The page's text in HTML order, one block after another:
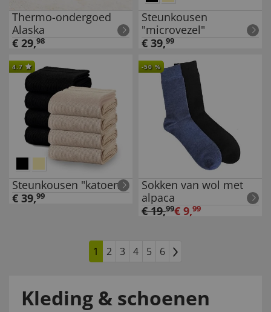
Thermo-ondergoed
Alaska
€ 29,98
Steunkousen
"microvezel"
€ 39,99
4.7
Steunkousen "katoen"
€ 39,99
-50 %
Sokken van wol met
alpaca
€19,99€ 9,99
1 2 3 4 5 6
Kleding & schoenen